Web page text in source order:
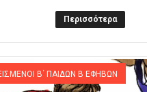
Περισσότερα
Β΄ ΠΑΙΔΩΝ Β ΕΦΗΒΩΝ